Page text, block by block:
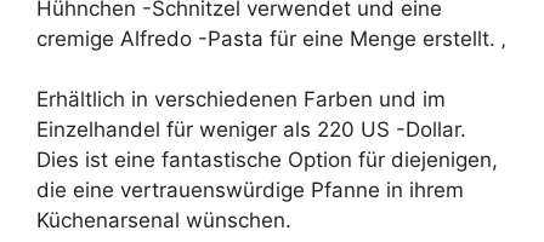
Hühnchen -Schnitzel verwendet und eine
cremige Alfredo -Pasta für eine Menge erstellt. ‚
Erhältlich in verschiedenen Farben und im
Einzelhandel für weniger als 220 US -Dollar.
Dies ist eine fantastische Option für diejenigen,
die eine vertrauenswürdige Pfanne in ihrem
Küchenarsenal wünschen.